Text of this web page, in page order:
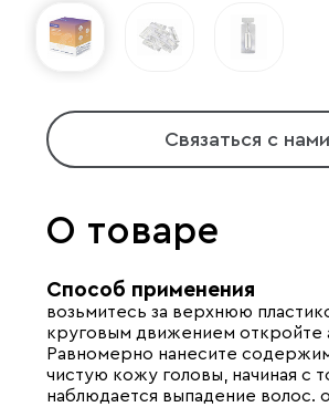
Связаться с нами
О товаре
Способ применения
возьмитесь за верхнюю
круговым движением откройте
Равномерно нанесите
чистую кожу головы, начиная с
наблюдается выпадение волос.